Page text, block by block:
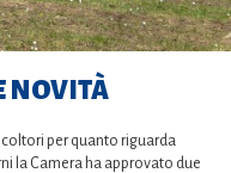
NOVITÀ
per quanto riguarda
la Camera ha approvato due